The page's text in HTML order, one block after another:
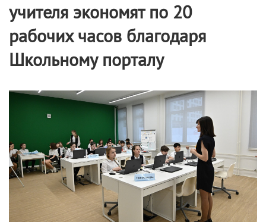
учителя экономят по 20
рабочих часов благодаря
Школьному порталу